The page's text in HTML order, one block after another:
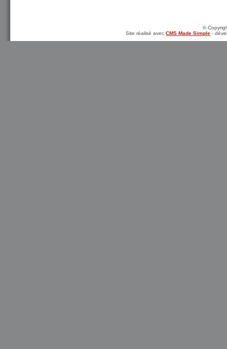
©
Site réalisé avecCMS Made Simple -